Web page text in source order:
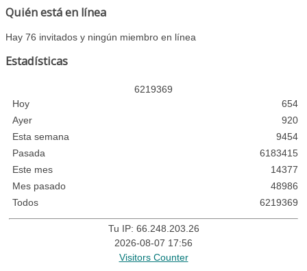
Quién está en línea
Hay 76 invitados y ningún miembro en línea
Estadísticas
6219369
Hoy
Ayer
Esta semana
Pasada
Este mes
Mes pasado
Todos
654
920
9454
6183415
14377
48986
6219369
Tu IP: 66.248.203.26
2026-08-07 17:56
Visitors Counter